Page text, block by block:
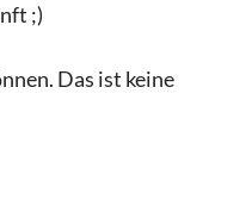
;)
Das ist keine